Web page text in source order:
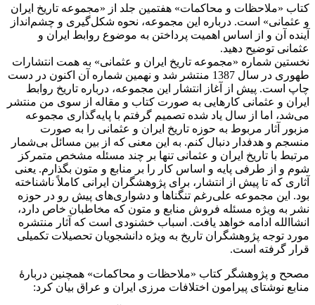
کتاب «ملاحظات و محاکمات» هفتمین جلد از «مجموعه تاریخ ایران
و عثمانی» است. درباره این مجموعه، نحوه شکل‌گیری و چشم‌انداز
آینده آن و از اساس اهمیت پرداختن به موضوع روابط ایران و
عثمانی توضیح دهید.
نخستین شماره «مجموعه تاریخ ایران و عثمانی» به همت انتشارات
طهوری در سال 1387 منتشر شد و نهمین شماره آن اکنون در دست
چاپ است. پیش از آغاز انتشار این مجموعه، درباره تاریخ روابط
ایران و عثمانی کارهایی به صورت کتاب و مقاله از سوی من منتشر
می‌شد، اما از سال یاد شده تصمیم گرفتم با پایه‌گذاری مجموعه
مزبور آثار مربوط به حوزه تاریخ ایران و عثمانی را به صورت
منسجم و هدفدار دنبال کنم. به این معنی که از بین مسائل بی‌شمار
مرتبط با تاریخ ایران و عثمانی تنها بر چند مسئله مشخص متمرکز
شوم و از طرفی پایه و اساس کار را بر منابع و متون بگذارم. یعنی
آثاری که تا پیش از انتشار، برای پژوهشگران ایرانی کاملاً ناشناخته
بود. این مجموعه علی‌رغم تنگناها و دشواری‌های پیش­ رو در حوزه
نشر به ویژه مسئله فروش منابع و متون که مخاطبان خاص دارد،
انشاالله ادامه خواهد یافت. اسباب خشنودی است که آثار منتشره
مورد توجه پژوهشگران تاریخ به ویژه دانشجویان تحصیلات تکمیلی
قرار گرفته است.
مصحح و پژوهشگر کتاب «ملاحظات و محاکمات» همچنین دربارۀ
منابع نوشتای پیرامون اختلافات مرزی ایران و عراق بیان کرد: